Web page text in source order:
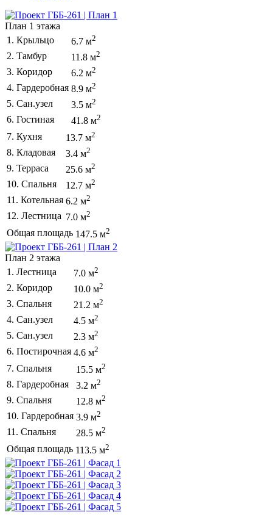
План 1 этажа
1. Крыльцо
6.7 м2
2. Тамбур 11.8 м2
3. Коридор 6.2 м2
4. Гардеробная 8.9 м2
5. Сан.узел 3.5 м2
6. Гостиная 41.8 м2
7. Кухня 13.7 м2
8. Кладовая 3.4 м2
9. Терраса 25.6 м2
10. Спальня 12.7 м2
11. Котельная 6.2 м2
12. Лестница 7.0 м2
Общая площадь 147.5 м2
План 2 этажа
1. Лестница
7.0 м2
2. Коридор 10.0 м2
3. Спальня 21.2 м2
4. Сан.узел 4.5 м2
5. Сан.узел 2.3 м2
6. Постирочная 4.6 м2
7. Спальня 15.5 м2
8. Гардеробная 3.2 м2
9. Спальня 12.8 м2
10. Гардеробная 3.9 м2
11. Спальня 28.5 м2
Общая площадь 113.5 м2